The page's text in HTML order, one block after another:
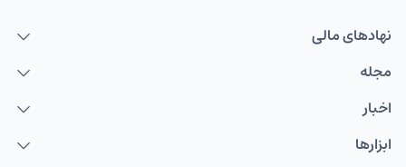
نهاد‌های مالی
مجله
اخبار
ابزارها